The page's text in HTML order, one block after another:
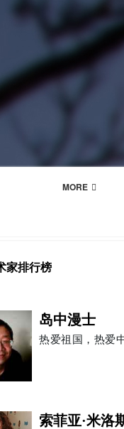
MORE
家排行榜
岛中漫士
热爱祖国，热爱
索菲亚·米洛